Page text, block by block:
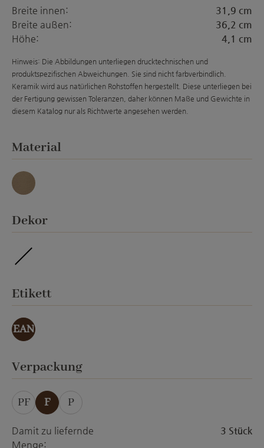
Breite innen:
31,9 cm
Breite außen:
36,2 cm
Höhe:
4,1 cm
Hinweis: Die Abbildungen unterliegen drucktechnischen und
produktspezifischen Abweichungen. Sie sind nicht farbverbindlich.
Keramik wird aus natürlichen Rohstoffen hergestellt. Diese unterliegen bei
der Fertigung gewissen Toleranzen, daher können Maße und Gewichte in
diesem Katalog nur als Richtwerte angesehen werden.
Materialauswählen
umbra
Dekorauswählen
Etikettauswählen
EAN
Verpackungauswählen
PF F P
Damit zu liefernde
Menge:
3 Stück